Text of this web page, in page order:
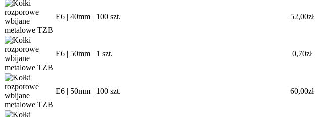
E6 | 40mm | 100 szt. 52,00zł
E6 | 50mm | 1 szt. 0,70zł
E6 | 50mm | 100 szt. 60,00zł